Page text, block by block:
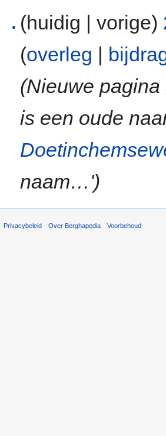
(huidig | vorige)
(overleg |
(Nieuwe
is een oude
naam…')
Privacybeleid Over Berghapedia Voorbehoud